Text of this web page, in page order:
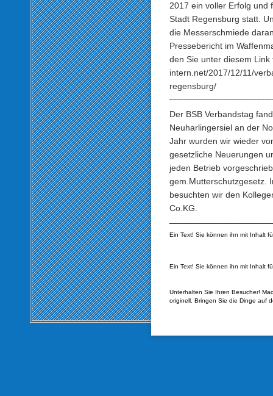
2017 ein voller Erfolg und
Stadt Regensburg statt.
die Messerschmiede
Pressebericht im
den Sie unter diesem
intern.net/2017/12/11/
regensburg/
Der BSB Verbandstag
Neuharlingersiel an der
Jahr wurden wir wieder
gesetzliche Neuerungen
jeden Betrieb
gem.Mutterschutzgesetz.
besuchten wir den
Co.KG.
Ein Text! Sie können ihn mit Inhalt
Ein Text! Sie können ihn mit Inhalt
Unterhalten Sie Ihren Besucher!
originell. Bringen Sie die Dinge auf